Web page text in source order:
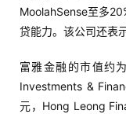
MoolahSense至多
贷能力。该公司还表
富雅金融的市值约
Investments &
元，Hong Leong